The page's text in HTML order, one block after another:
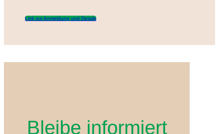
Link zur Anmeldung und Details
Bleibe informiert